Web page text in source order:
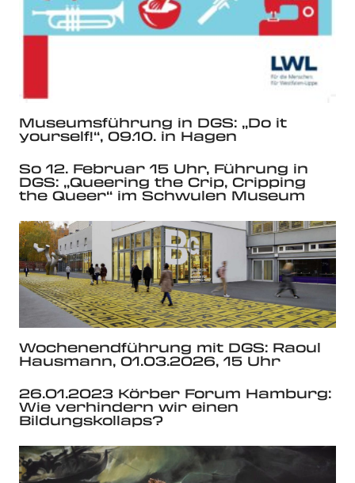
Museumsführung in DGS: „Do it
yourself!“, 09.10. in Hagen
So 12. Februar 15 Uhr, Führung in
DGS: „Queering the Crip, Cripping
the Queer“ im Schwulen Museum
Wochenendführung mit DGS: Raoul
Hausmann, 01.03.2026, 15 Uhr
26.01.2023 Körber Forum Hamburg:
Wie verhindern wir einen
Bildungskollaps?